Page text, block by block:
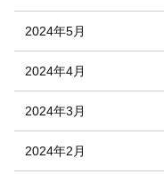
2024年5月
2024年4月
2024年3月
2024年2月